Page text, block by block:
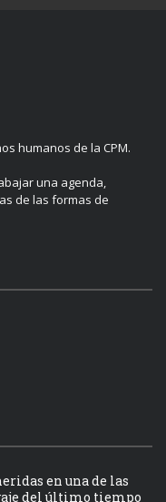
humanos de la CPM.
una agenda,
de las formas de
en una de las
del último tiempo